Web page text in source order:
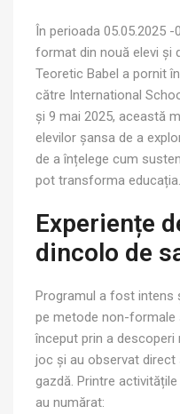
În perioada 05.05.2025
format din nouă elevi și
Teoretic Babel a pornit
către International
și 9 mai 2025, această
elevilor șansa de a
de a înțelege cum
pot transforma educația.
Experiențe
dincolo de
Programul a fost intens
pe metode non-formale
început prin a descoperi
joc și au observat direct
gazdă. Printre
au numărat: